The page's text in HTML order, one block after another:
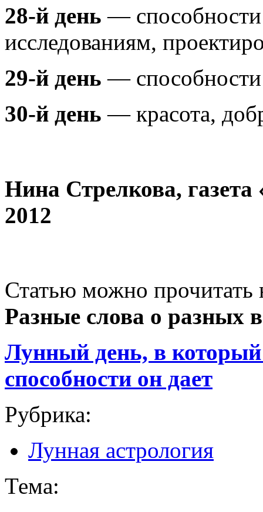
28-й день — способности
исследованиям,
29-й день — способности
30-й день — красота,
Нина Стрелкова,
2012
Статью можно прочитать
Разные слова о разных
Лунный день, в
способности он дает
Рубрика:
Лунная астрология
Тема: